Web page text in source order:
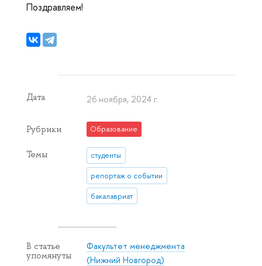
Поздравляем!
Дата 26 ноября, 2024 г.
Рубрики Образование
Темы студенты
репортаж о событии
бакалавриат
В статье
упомянуты
Факультет менеджмента
(Нижний Новгород)